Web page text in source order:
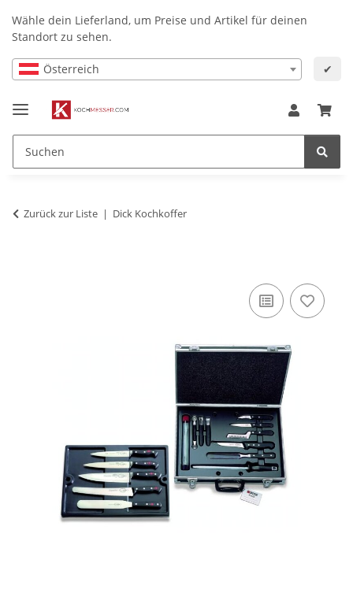
Wähle dein Lieferland, um Preise und Artikel für deinen
Standort zu sehen.
Österreich ✔
Zurück zur Liste Dick Kochkoffer